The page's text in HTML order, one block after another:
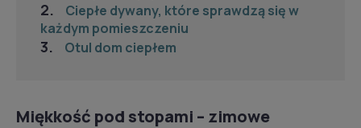
Ciepłe dywany, które sprawdzą się w
każdym pomieszczeniu
Otul dom ciepłem
Miękkość pod stopami – zimowe